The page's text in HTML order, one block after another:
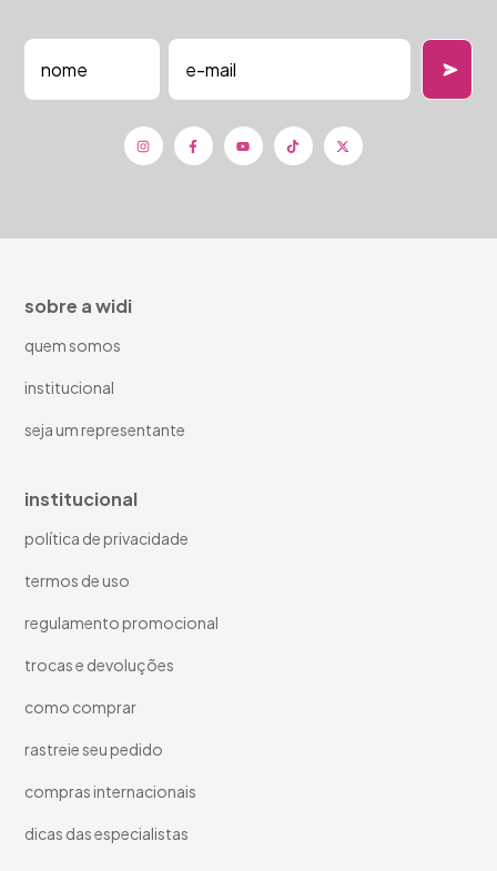
sobre a widi
quem somos
institucional
seja um representante
institucional
política de privacidade
termos de uso
regulamento promocional
trocas e devoluções
como comprar
rastreie seu pedido
compras internacionais
dicas das especialistas